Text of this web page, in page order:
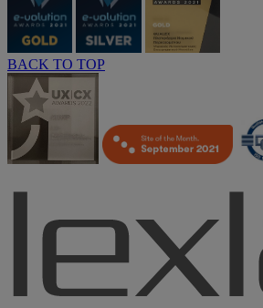
BACK TO TOP